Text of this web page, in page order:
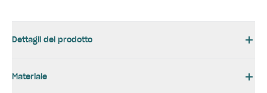
Dettagli del prodotto
Materiale